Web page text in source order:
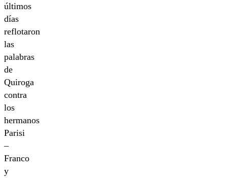
últimos
días
reflotaron
las
palabras
de
Quiroga
contra
los
hermanos
Parisi
–
Franco
y